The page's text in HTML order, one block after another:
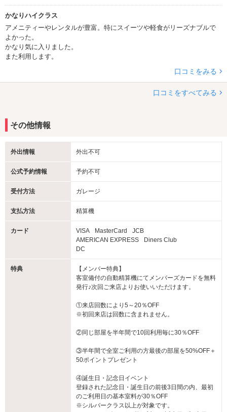
かなりハイクラス
アメニティーやレンタルが豊富。特にスイーツや軽食がリーズナブルで
よかった。
かなり気に入りました。
また利用します。
口コミをみる
口コミをすべてみる
その他情報
外出情報 外出不可
公式予約情報 予約不可
受付方法 ガレージ
支払方法 精算機
カード VISA MasterCard
JCB
AMERICAN EXPRESS
Diners Club
DC
特典
【メンバー特典】
客室備付の自動精算機にてメンバーズカードを無料
発行♪次回ご来店よりお使いいただけます。
①来店回数により5～20％OFF
※初回来店は回数に含まれません。
②同じ部屋を半年間で10回利用毎に30％OFF
③半年間で全室ご利用の方最後の部屋を50%OFF＋
50ポイントプレゼント
④誕生日・記念日イベント
登録された記念日・誕生日の前後3日間の内、最初
のご利用日の基本室料が30％OFF
※シルバークラス以上が対象です。